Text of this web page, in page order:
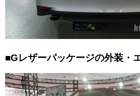
■Gレザーパッケージの外装・